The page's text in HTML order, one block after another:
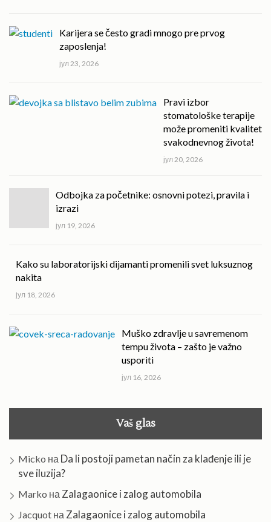
Karijera se često gradi mnogo pre prvog
zaposlenja!
јул 23, 2026
Pravi izbor
stomatološke terapije
može promeniti kvalitet
svakodnevnog života!
јул 20, 2026
Odbojka za početnike: osnovni potezi, pravila i
izrazi
јул 19, 2026
Kako su laboratorijski dijamanti promenili svet luksuznog
nakita
јул 18, 2026
Muško zdravlje u savremenom
tempu života – zašto je važno
usporiti
јул 16, 2026
Vaš glas
Micko на Da li postoji pametan način za klađenje ili je
sve iluzija?
Marko на Zalagaonice i zalog automobila
Jacquot на Zalagaonice i zalog automobila